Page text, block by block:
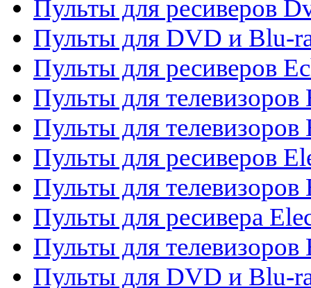
Пульты для ресиверов
Пульты для DVD и Blu-
Пульты для ресиверов
Пульты для телевизоров
Пульты для телевизоров
Пульты для ресиверов
Пульты для телевизоров
Пульты для ресивера
Пульты для телевизоров
Пульты для DVD и Blu-